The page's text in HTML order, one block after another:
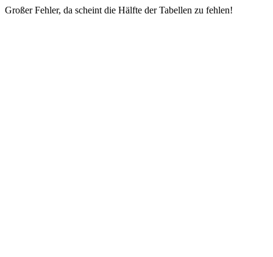
Großer Fehler, da scheint die Hälfte der Tabellen zu fehlen!